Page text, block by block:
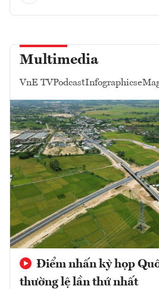
Multimedia
VnE TVPodcastInfographics
Điểm nhấn kỳ họp
thường lệ lần thứ nhất